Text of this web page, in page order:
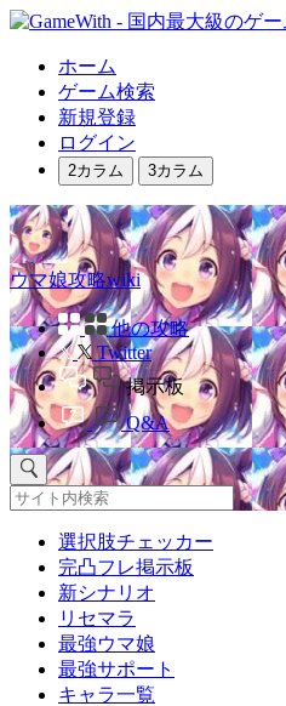
ホーム
ゲーム検索
新規登録
ログイン
2カラム 3カラム
ウマ娘攻略wiki
他の攻略
Twitter
掲示板
Q&A
選択肢チェッカー
完凸フレ掲示板
新シナリオ
リセマラ
最強ウマ娘
最強サポート
キャラ一覧